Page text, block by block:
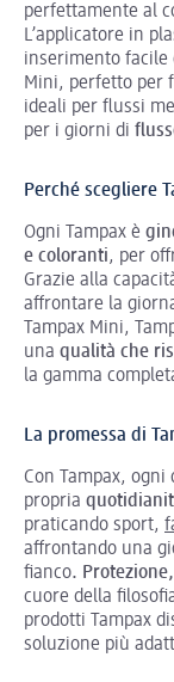
perfettamente al
L’applicatore in
inserimento facile
Mini, perfetto per
ideali per flussi
per i giorni di
Perché scegliere
Ogni Tampax è
e coloranti, per
Grazie alla
affrontare la
Tampax Mini,
una qualità che
la gamma
La promessa di
Con Tampax,
propria
praticando sport,
affrontando una
fianco.
cuore della
prodotti Tampax
soluzione più